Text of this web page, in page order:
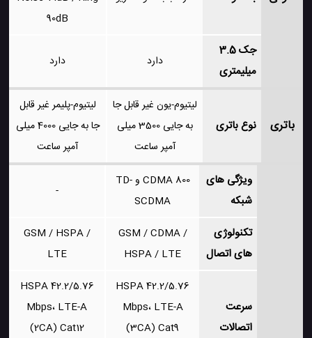
90dB
جک 3.5
میلیمتری
دارد دارد
باتری نوع باتری
لیتیوم-یون غیر قابل جا
به جایی 3500 میلی
آمپر ساعت
لیتیوم-پلیمر غیر قابل
جا به جایی 4000 میلی
آمپر ساعت
ویژگی های
شبکه
CDMA 800 و TD-
SCDMA
-
تکنولوژی
های اتصال
GSM / CDMA /
HSPA / LTE
GSM / HSPA /
LTE
سرعت
اتصالات
HSPA 42.2/5.76
Mbps، LTE-A
(3CA) Cat9
HSPA 42.2/5.76
Mbps، LTE-A
(2CA) Cat12